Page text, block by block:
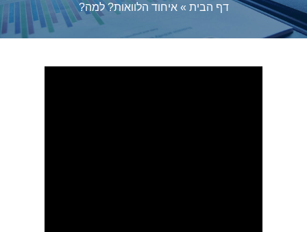
דף הבית »איחוד הלוואות? למה?